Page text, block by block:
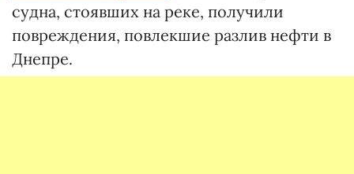
судна, стоявших на реке, получили
повреждения, повлекшие разлив нефти в
Днепре.